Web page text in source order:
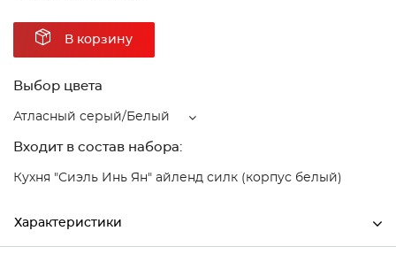
В корзину
Выбор цвета
Атласный серый/Белый
Входит в состав набора:
Кухня "Сиэль Инь Ян" айленд силк (корпус белый)
Характеристики